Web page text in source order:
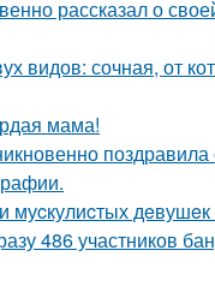
рассказал о
видов: сочная, от
мама!
486 участников